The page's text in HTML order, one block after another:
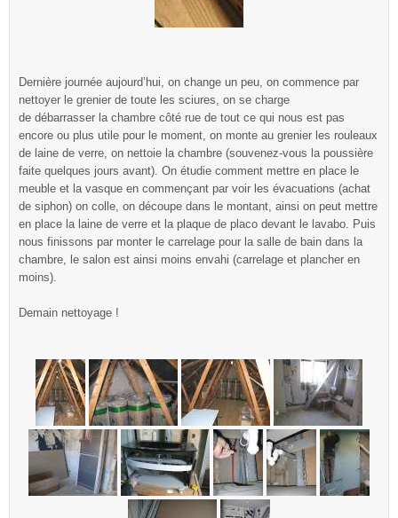
Dernière journée aujourd’hui, on change un peu, on commence par
nettoyer le grenier de toute les sciures, on se charge
de débarrasser la chambre côté rue de tout ce qui nous est pas
encore ou plus utile pour le moment, on monte au grenier les rouleaux
de laine de verre, on nettoie la chambre (souvenez-vous la poussière
faite quelques jours avant). On étudie comment mettre en place le
meuble et la vasque en commençant par voir les évacuations (achat
de siphon) on colle, on découpe dans le montant, ainsi on peut mettre
en place la laine de verre et la plaque de placo devant le lavabo. Puis
nous finissons par monter le carrelage pour la salle de bain dans la
chambre, le salon est ainsi moins envahi (carrelage et plancher en
moins).
Demain nettoyage !